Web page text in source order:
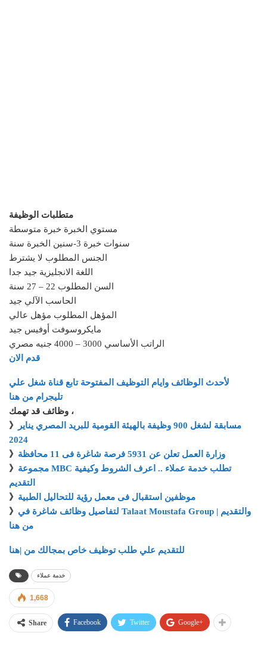
متطلبات الوظيفة
مستوي الخبرة خبرة متوسطة
سنين الخبرة سنة-‎3 سنوات خبرة
الجنس المطلوب لا يشترط
اللغة الانجليزية جيد جدا
السن المطلوب 22 – 27 سنة
الحاسب الآلي جيد
المؤهل المطلوب مؤهل عالي
مايكروسوفت أوفيس جيد
الراتب الأساسي 3000 – 4000 جنيه مصري
قدم الان
لأحدث الوظائف وايام التوظيف المفتوحة تابع قناة شغل علي
تليجرام من هنا
وظائف قد تهمك ،
》
مسابقة لشغل 900 وظيفة بالهيئة القومية للبريد المصري يناير
2024
》
وزارة العمل تعلن عن 5931 فرصة شاغرة فى 11 محافظة
》 مجموعة MBC تطلب خدمة عملاء .. اعرف الشروط وكيفية
التقديم
》 موظفين استقبال فى معمل رؤية للتحاليل الطبية
》 لتفاصيل وظائف شاغرة في Talaat Moustafa Group والتقديم |
من هنا
للتقديم علي طلب توظيف خاص بمجالك من |هنا
خدمة عملاء
1,668
Share Facebook Twitter Google+